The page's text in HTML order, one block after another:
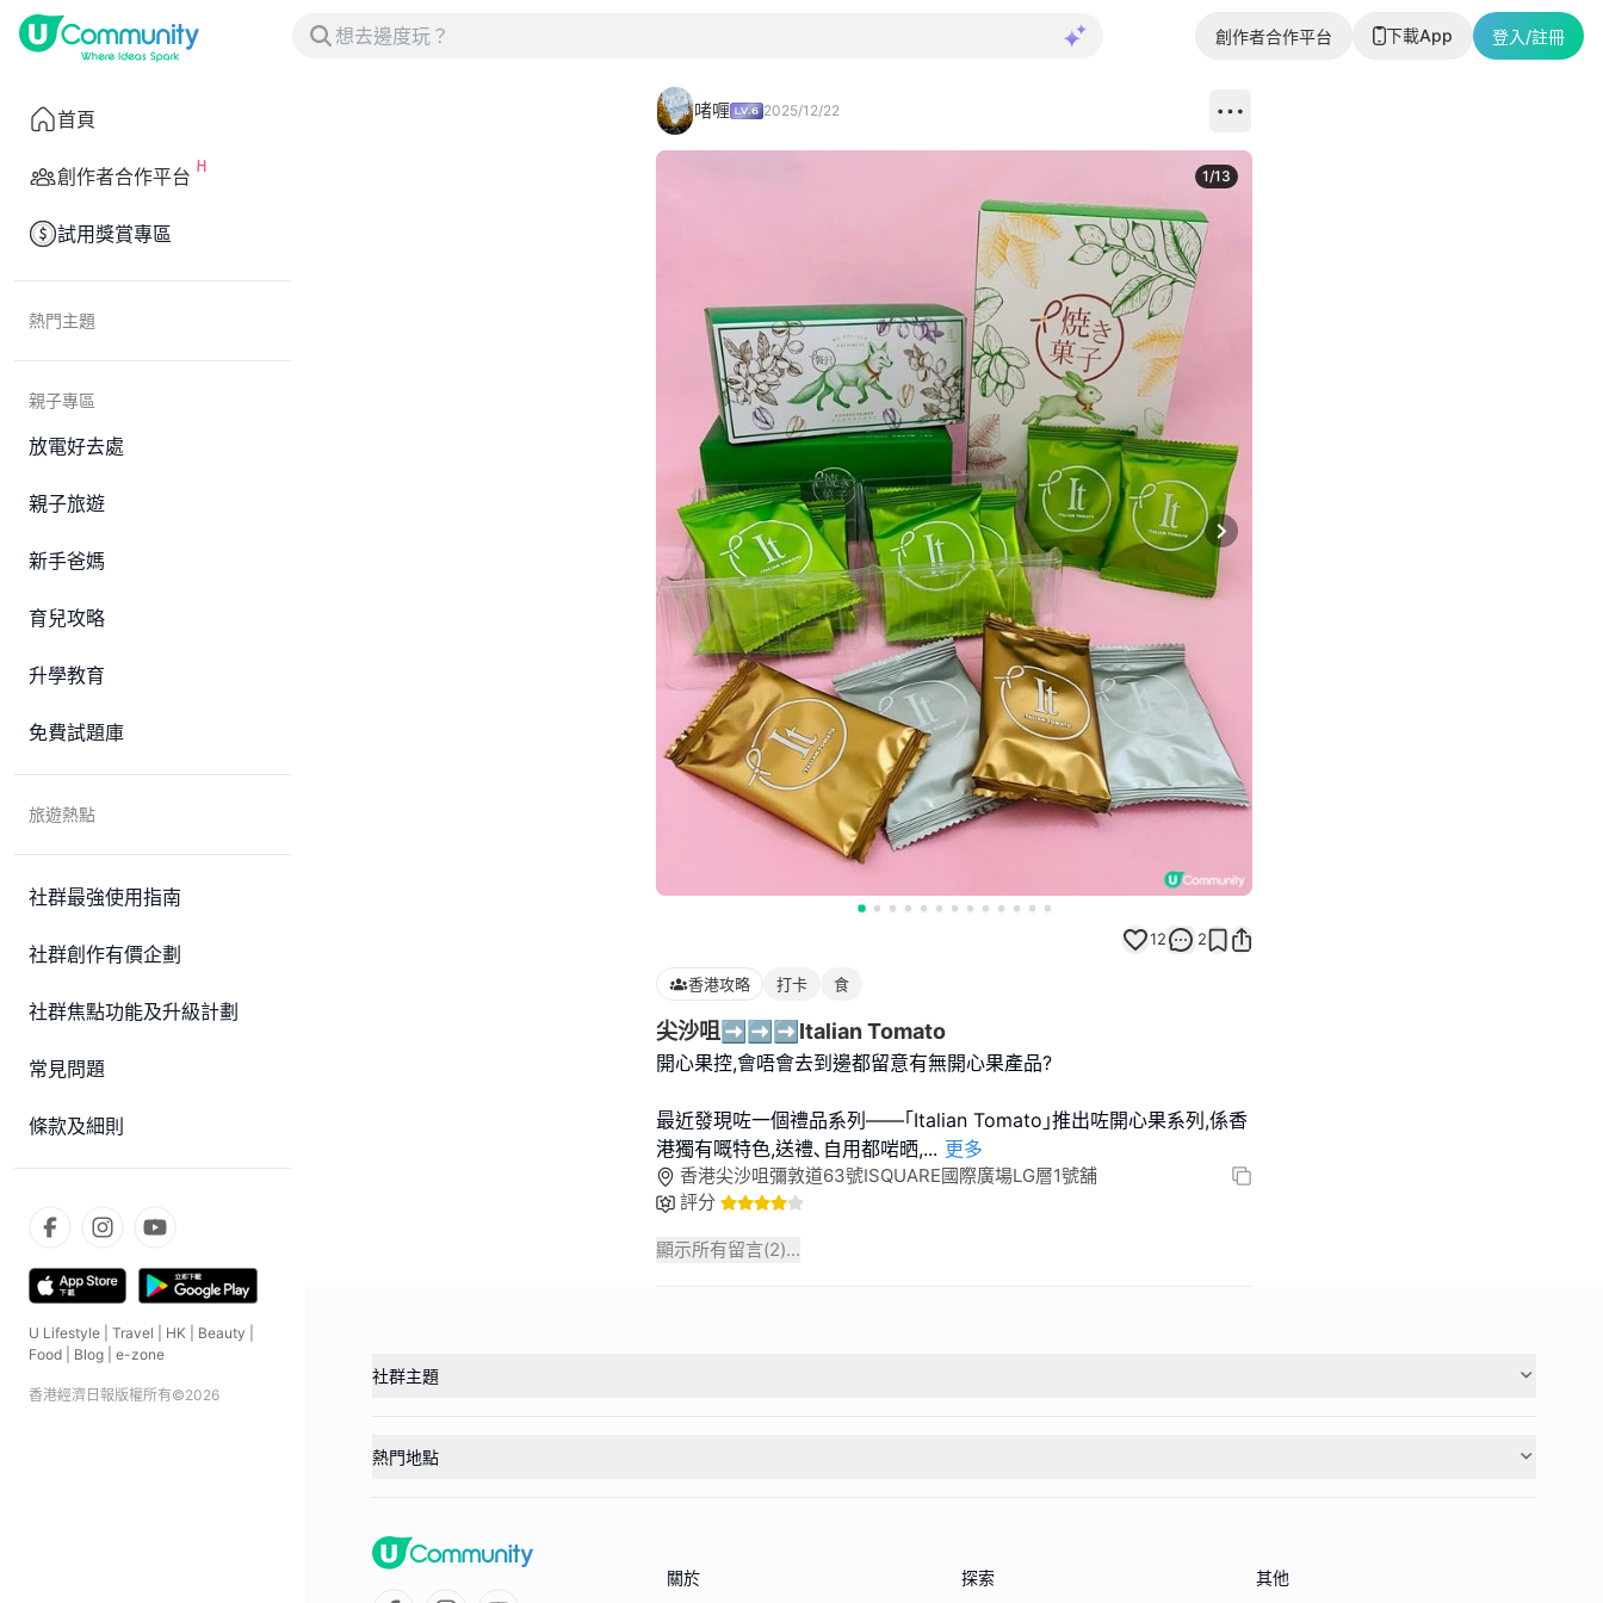
創作者合作平台 下載App 登入/註冊
首頁
創作者合作平台
試用獎賞專區
熱門主題
親子專區
放電好去處
親子旅遊
新手爸媽
育兒攻略
升學教育
免費試題庫
旅遊熱點
社群最強使用指南
社群創作有價企劃
社群焦點功能及升級計劃
常見問題
條款及細則
U Lifestyle Travel HK Beauty
Food
Blog e-zone
香港經濟日報版權所有©2026
啫喱 2025/12/22
Next slide
1/13
12 2
香港攻略 打卡 食
尖沙咀➡️➡️➡️Italian Tomato
開心果控,會唔會去到邊都留意有無開心果產品?
最近發現咗一個禮品系列——｢Italian Tomato｣推出咗開心果系列,係香
港獨有嘅特色,送禮､自用都啱晒,... 更多
香港尖沙咀彌敦道63號ISQUARE國際廣場LG層1號舖
評分
顯示所有留言(2)...
社群主題
熱門地點
關於 探索 其他